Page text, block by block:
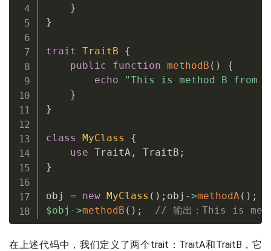
}
}
trait TraitB
{
public
function methodB ( )
{
echo
"This is method B from
}
}
class MyClass
{
use TraitA, TraitB ;
}
obj = new MyClass ( ) ; obj ->methodA( ) ;
$obj ->methodB ( ) ; // 输出：This is
在上述代码中，我们定义了两个trait：TraitA和TraitB，它